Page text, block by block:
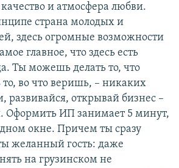
качество и атмосфера любви.
страна молодых и
здесь огромные возможности
главное, что здесь есть
Ты можешь делать то, что
во что веришь, – никаких
развивайся, открывай бизнес –
Оформить ИП занимает 5 минут,
окне. Причем ты сразу
желанный гость: даже
на грузинском не